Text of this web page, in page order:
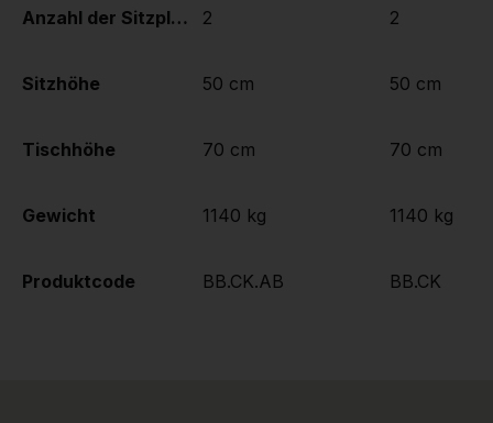
Anzahl der Sitzplätze
Sitzhöhe
Tischhöhe
Gewicht
Produktcode
2
50 cm
70 cm
1140 kg
BB.CK.AB
2
50 cm
70 cm
1140 kg
BB.CK